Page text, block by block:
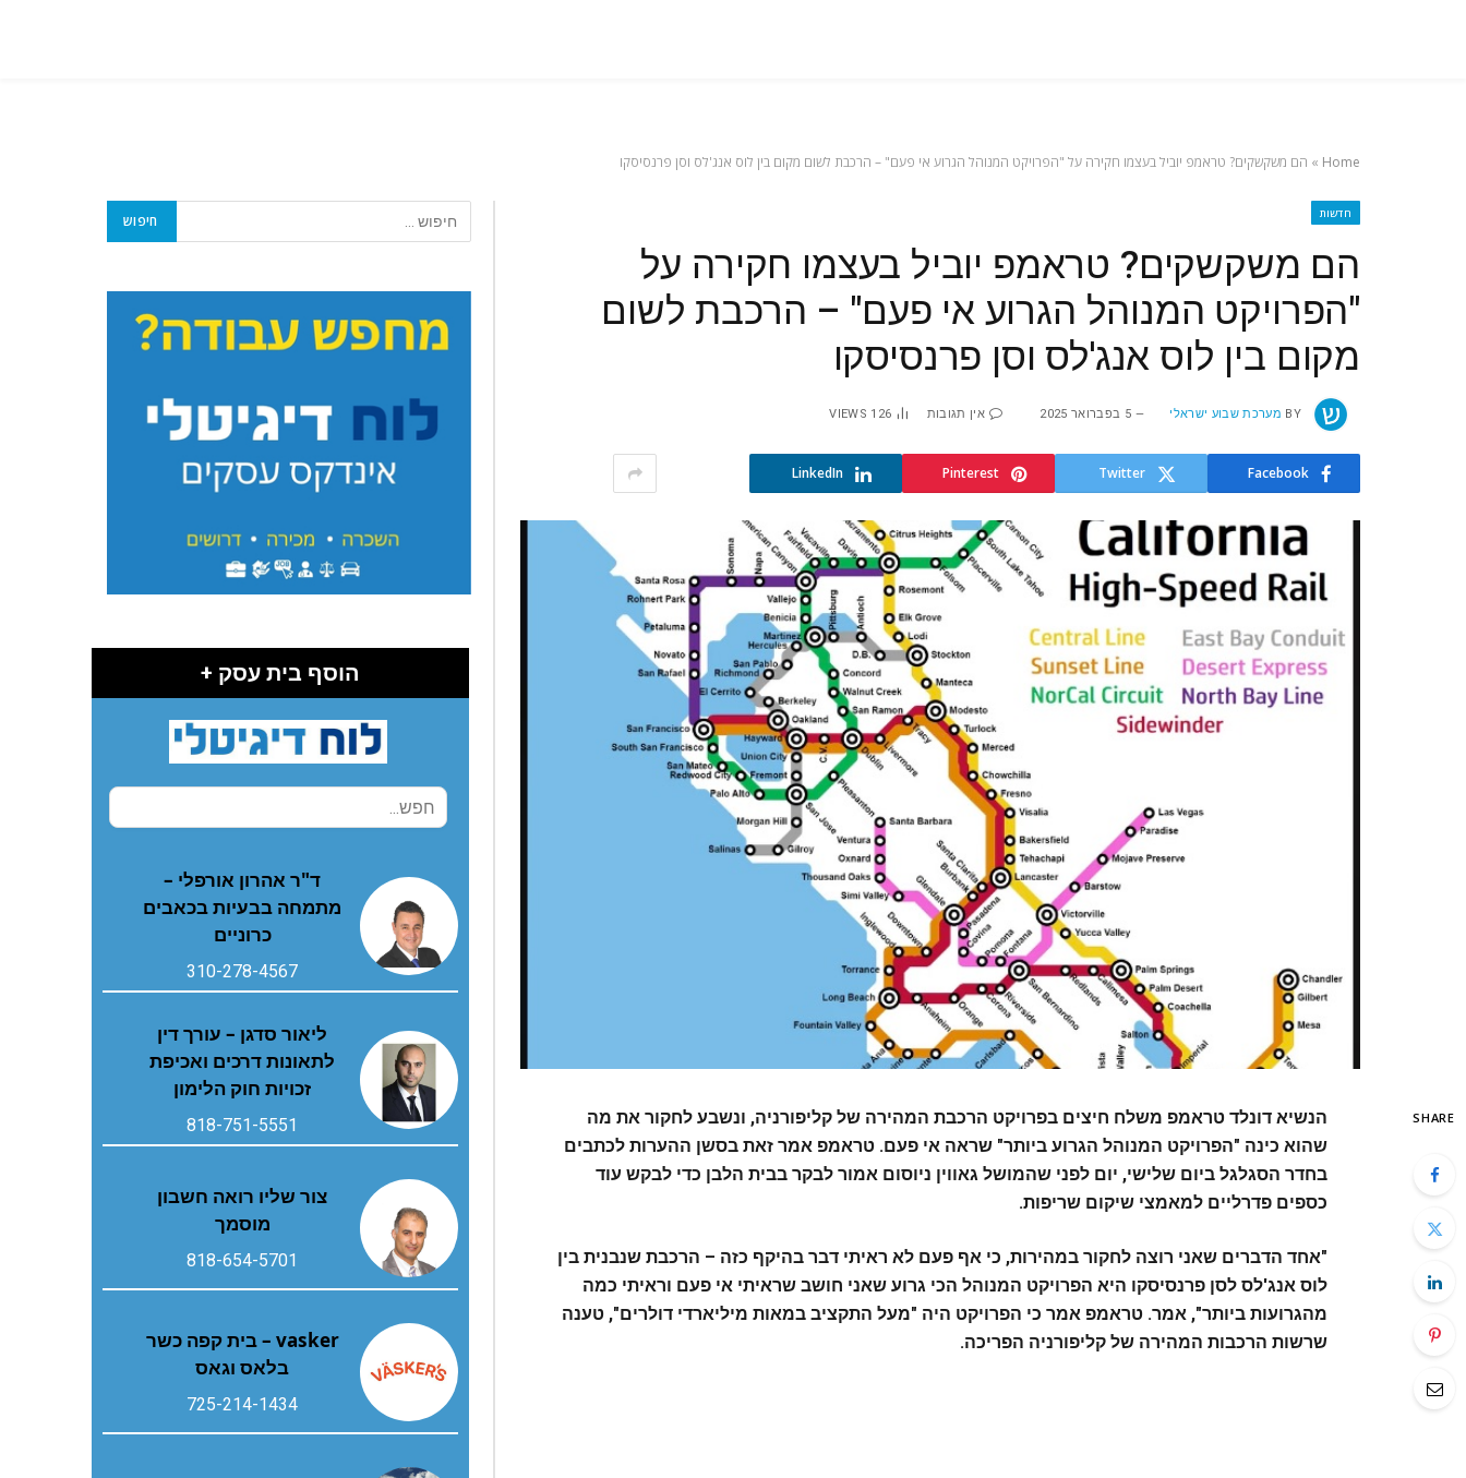
Home
» הם משקשקים? טראמפ יוביל בעצמו חקירה על "הפרויקט המנוהל הגרוע אי פעם" – הרכבת לשום מקום בין לוס אנג'לס וסן פרנסיסקו
חדשות
הם משקשקים? טראמפ יוביל בעצמו חקירה על
"הפרויקט המנוהל הגרוע אי פעם" – הרכבת לשום
מקום בין לוס אנג'לס וסן פרנסיסקו
BY מערכת שבוע ישראלי 5 בפברואר 2025 אין תגובות 126
VIEWS
Facebook
Twitter
Pinterest
LinkedIn
SHARE
הנשיא דונלד טראמפ משלח חיצים בפרויקט הרכבת המהירה של קליפורניה, ונשבע לחקור את מה
שהוא כינה "הפרויקט המנוהל הגרוע ביותר" שראה אי פעם. טראמפ אמר זאת בסשן ההערות לכתבים
בחדר הסגלגל ביום שלישי, יום לפני שהמושל גאווין ניוסום אמור לבקר בבית הלבן כדי לבקש עוד
כספים פדרליים למאמצי שיקום שריפות.
"אחד הדברים שאני רוצה לחקור במהירות, כי אף פעם לא ראיתי דבר בהיקף כזה – הרכבת שנבנית בין
לוס אנג'לס לסן פרנסיסקו היא הפרויקט המנוהל הכי גרוע שאני חושב שראיתי אי פעם וראיתי כמה
מהגרועות ביותר", אמר. טראמפ אמר כי הפרויקט היה "מעל התקציב במאות מיליארדי דולרים", טענה
שרשות הרכבות המהירה של קליפורניה הפריכה.
הוסף בית עסק +
ד"ר אהרון אורפלי –
מתמחה בבעיות בכאבים
כרוניים
310-278-4567
ליאור סדגן – עורך דין
לתאונות דרכים ואכיפת
זכויות חוק הלימון
818-751-5551
צור שליו רואה חשבון
מוסמך
818-654-5701
vasker – בית קפה כשר
בלאס וגאס
725-214-1434